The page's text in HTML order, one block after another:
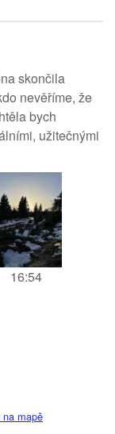
skončila
nevěříme, že
bych
užitečnými
16:54
na mapě